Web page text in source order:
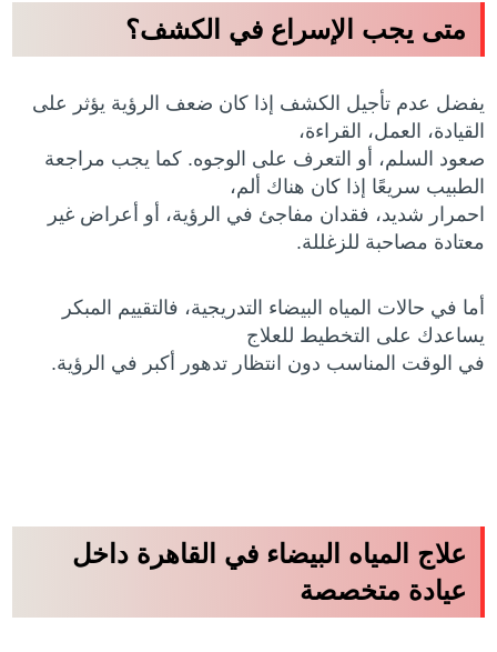
متى يجب الإسراع في الكشف؟
يفضل عدم تأجيل الكشف إذا كان ضعف الرؤية يؤثر على
القيادة، العمل، القراءة،
صعود السلم، أو التعرف على الوجوه. كما يجب مراجعة
الطبيب سريعًا إذا كان هناك ألم،
احمرار شديد، فقدان مفاجئ في الرؤية، أو أعراض غير
معتادة مصاحبة للزغللة.
أما في حالات المياه البيضاء التدريجية، فالتقييم المبكر
يساعدك على التخطيط للعلاج
في الوقت المناسب دون انتظار تدهور أكبر في الرؤية.
علاج المياه البيضاء في القاهرة داخل
عيادة متخصصة